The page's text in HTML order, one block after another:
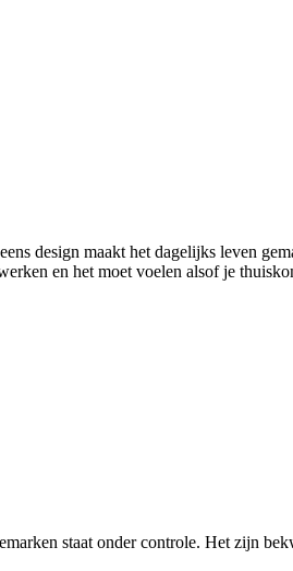
design maakt het dagelijks leven
en het moet voelen alsof je
staat onder controle. Het zijn